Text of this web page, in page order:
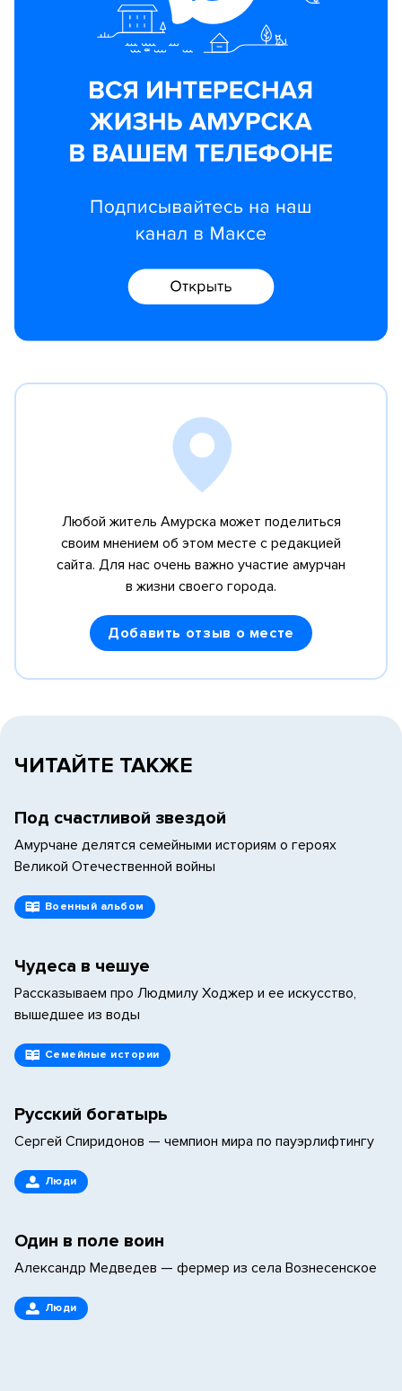
Любой житель Амурска может поделиться
своим мнением об этом месте с редакцией
сайта. Для нас очень важно участие амурчан
в жизни своего города.
Добавить отзыв о месте
ЧИТАЙТЕ ТАКЖЕ
Под счастливой звездой
Амурчане делятся семейными историям о героях
Великой Отечественной войны
Военный альбом
Чудеса в чешуе
Рассказываем про Людмилу Ходжер и ее искусство,
вышедшее из воды
Семейные истории
Русский богатырь
Сергей Спиридонов — чемпион мира по пауэрлифтингу
Люди
Один в поле воин
Александр Медведев — фермер из села Вознесенское
Люди